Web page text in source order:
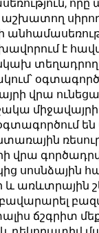
որը
աշխատող
է
անկախ
վրա
վրա
սոսնձային
առևտրային
բավարարել
ճշգրիտ